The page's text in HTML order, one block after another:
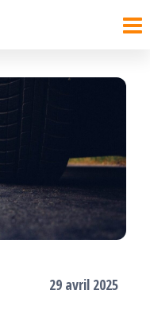
29 avril 2025